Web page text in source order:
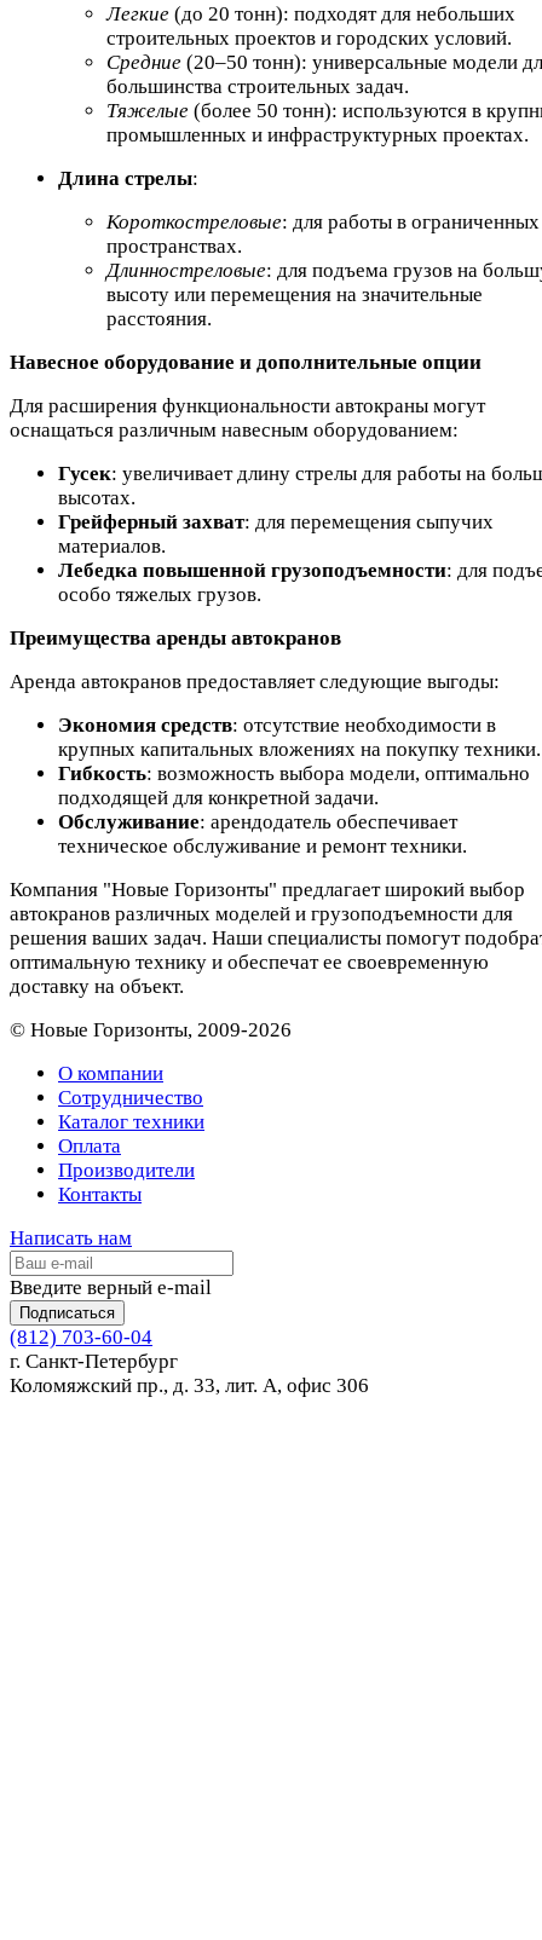
Легкие (до 20 тонн): подходят для небольших
строительных проектов и городских условий.
Средние (20–50 тонн): универсальные модели
большинства строительных задач.
Тяжелые (более 50 тонн): используются в
промышленных и инфраструктурных проектах.
Длина стрелы:
Короткостреловые: для работы в ограниченных
пространствах.
Длинностреловые: для подъема грузов на
высоту или перемещения на значительные
расстояния.
Навесное оборудование и дополнительные опции
Для расширения функциональности автокраны могут
оснащаться различным навесным оборудованием:
Гусек: увеличивает длину стрелы для работы на
высотах.
Грейферный захват: для перемещения сыпучих
материалов.
Лебедка повышенной грузоподъемности: для
особо тяжелых грузов.
Преимущества аренды автокранов
Аренда автокранов предоставляет следующие выгоды:
Экономия средств: отсутствие необходимости в
крупных капитальных вложениях на покупку техники.
Гибкость: возможность выбора модели, оптимально
подходящей для конкретной задачи.
Обслуживание: арендодатель обеспечивает
техническое обслуживание и ремонт техники.
Компания "Новые Горизонты" предлагает широкий выбор
автокранов различных моделей и грузоподъемности для
решения ваших задач. Наши специалисты помогут
оптимальную технику и обеспечат ее своевременную
доставку на объект.
© Новые Горизонты, 2009-2026
О компании
Сотрудничество
Каталог техники
Оплата
Производители
Контакты
Написать нам
Введите верный e-mail
Подписаться
(812) 703-60-04
г. Санкт-Петербург
Коломяжский пр., д. 33, лит. А, офис 306